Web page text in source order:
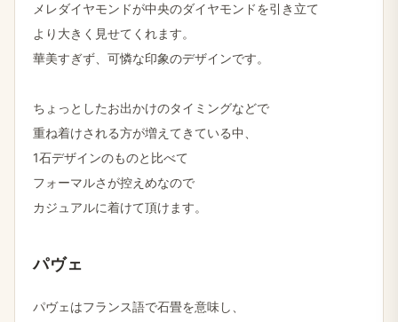
メレダイヤモンドが​中央の​ダイヤモンドを​引き立て
より​大きく​見せてくれます。
華美すぎず、​可憐な​印象の​デザインです。
ちょっとした​お出かけの​タイミングなどで
重ね着けされる​方が​増えてきている​中、
1石デザインの​ものと​比べて
フォーマルさが​控えめなので
カジュアルに​着けて​頂けます。
パヴェ
パヴェは​フランス語で​石畳を​意味し、